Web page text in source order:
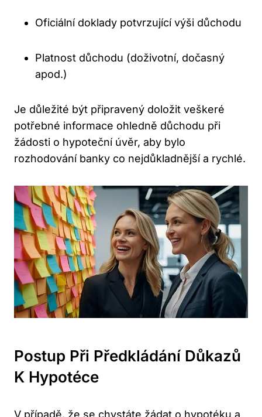
Oficiální doklady potvrzující výši důchodu
Platnost důchodu (doživotní, dočasný
apod.)
Je důležité být připravený doložit veškeré
potřebné informace ohledně důchodu při
žádosti o hypoteční úvěr, aby bylo
rozhodování banky co nejdůkladnější a rychlé.
Postup Při Předkládání Důkazů
K Hypotéce
V případě, že se chystáte žádat o hypotéku a